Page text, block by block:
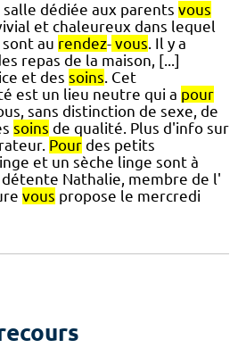
dédiée aux parents vous
et chaleureux dans lequel
au rendez- vous. Il y a
repas de la maison, [...]
et des soins. Cet
est un lieu neutre qui a pour
sans distinction de sexe, de
soins de qualité. Plus d'info sur
Pour des petits
et un sèche linge sont à
Nathalie, membre de l'
vous propose le mercredi